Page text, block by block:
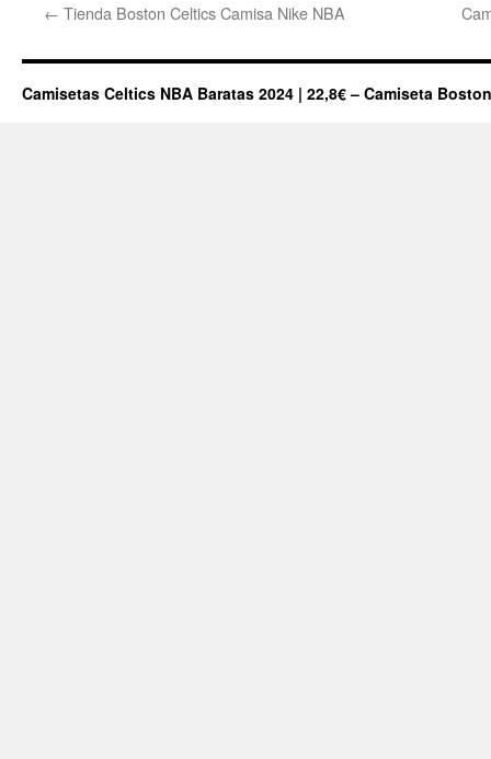
← Tienda Boston Celtics Camisa Nike NBA
Camisetas Celtics NBA Baratas 2024 | 22,8€ – Camiseta